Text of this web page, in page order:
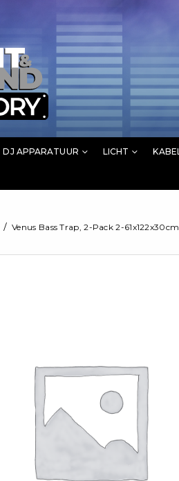
DJ APPARATUUR LICHT
Venus Bass Trap, 2-Pack 2-